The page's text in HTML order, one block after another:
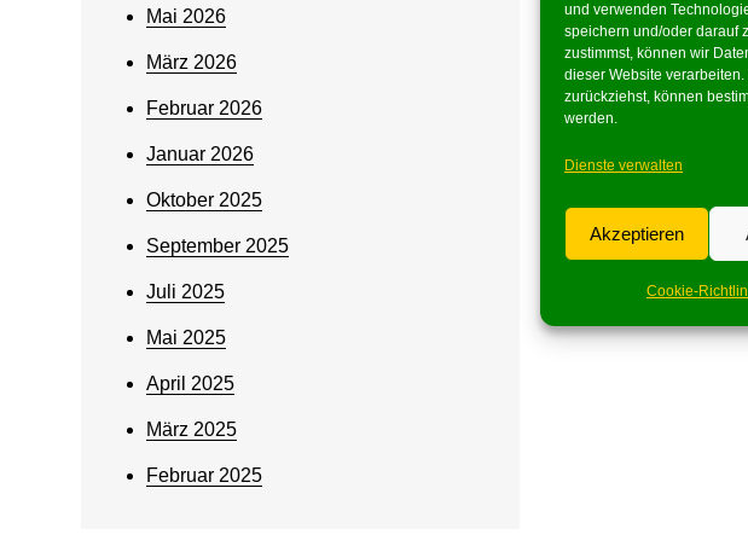
und verwenden
speichern und/oder darauf
zustimmst, können wir
dieser Website
zurückziehst, können
werden.
Dienste verwalten
Akzeptieren
Cookie-
Mai 2026
März 2026
Februar 2026
Januar 2026
Oktober 2025
September 2025
Juli 2025
Mai 2025
April 2025
März 2025
Februar 2025